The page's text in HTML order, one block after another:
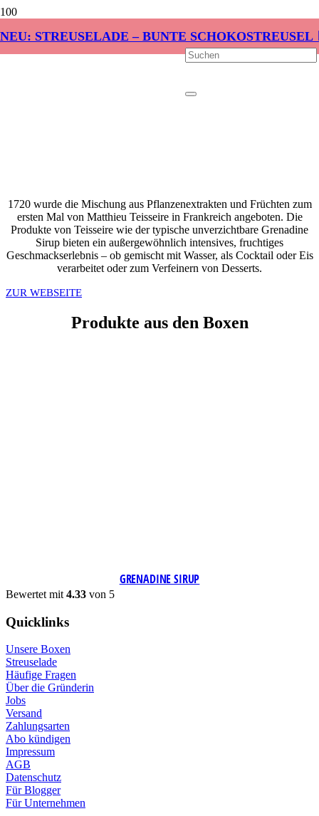
NEU: STREUSELADE – BUNTE SCHOKOSTREUSEL
1720 wurde die Mischung aus Pflanzenextrakten und Früchten zum
ersten Mal von Matthieu Teisseire in Frankreich angeboten. Die
Produkte von Teisseire wie der typische unverzichtbare Grenadine
Sirup bieten ein außergewöhnlich intensives, fruchtiges
Geschmackserlebnis – ob gemischt mit Wasser, als Cocktail oder Eis
verarbeitet oder zum Verfeinern von Desserts.
ZUR WEBSEITE
Produkte aus den Boxen
GRENADINE SIRUP
Bewertet mit 4.33 von 5
Quicklinks
Unsere Boxen
Streuselade
Häufige Fragen
Über die Gründerin
Jobs
Versand
Zahlungsarten
Abo kündigen
Impressum
AGB
Datenschutz
Für Blogger
Für Unternehmen